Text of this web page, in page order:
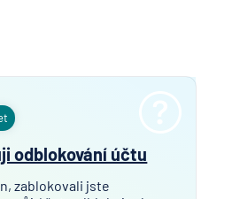
odblokování účtu
zablokovali jste